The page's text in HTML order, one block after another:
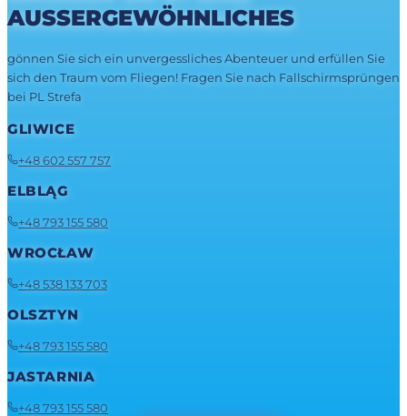
AUSSERGEWÖHNLICHES
gönnen Sie sich ein unvergessliches Abenteuer und erfüllen Sie
sich den Traum vom Fliegen! Fragen Sie nach Fallschirmsprüngen
bei PL Strefa
GLIWICE
+48 602 557 757
ELBLĄG
+48 793 155 580
WROCŁAW
+48 538 133 703
OLSZTYN
+48 793 155 580
JASTARNIA
+48 793 155 580